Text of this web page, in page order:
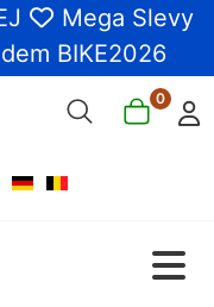
Mega Slevy
BIKE2026
0